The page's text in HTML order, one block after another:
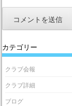
カテゴリー
クラブ会報
クラブ詳細
ブログ